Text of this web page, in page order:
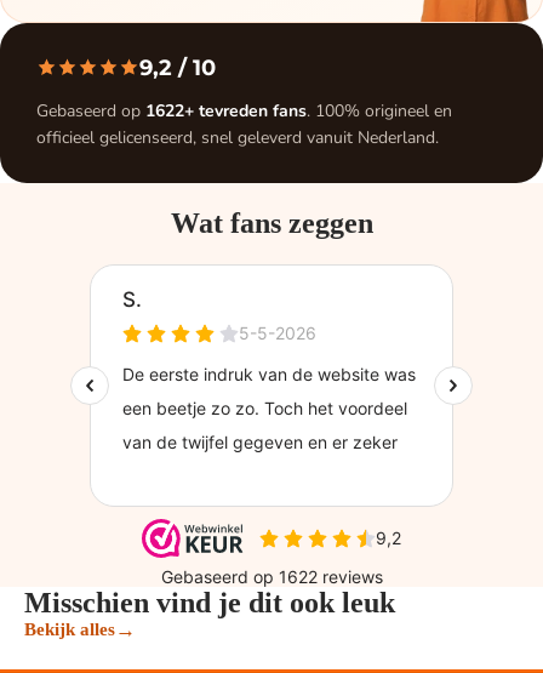
9,2 / 10
Gebaseerd op 1622+ tevreden fans. 100% origineel en
officieel gelicenseerd, snel geleverd vanuit Nederland.
Wat fans zeggen
Misschien vind je dit ook leuk
Bekijk alles→